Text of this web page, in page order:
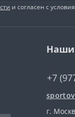
и согласен с
Наши
+7
г.